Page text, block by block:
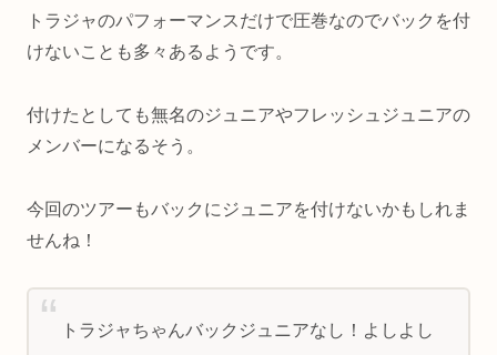
トラジャのパフォーマンスだけで圧巻なのでバックを付
けないことも多々あるようです。
付けたとしても無名のジュニアやフレッシュジュニアの
メンバーになるそう。
今回のツアーもバックにジュニアを付けないかもしれま
せんね！
トラジャちゃんバックジュニアなし！よしよし